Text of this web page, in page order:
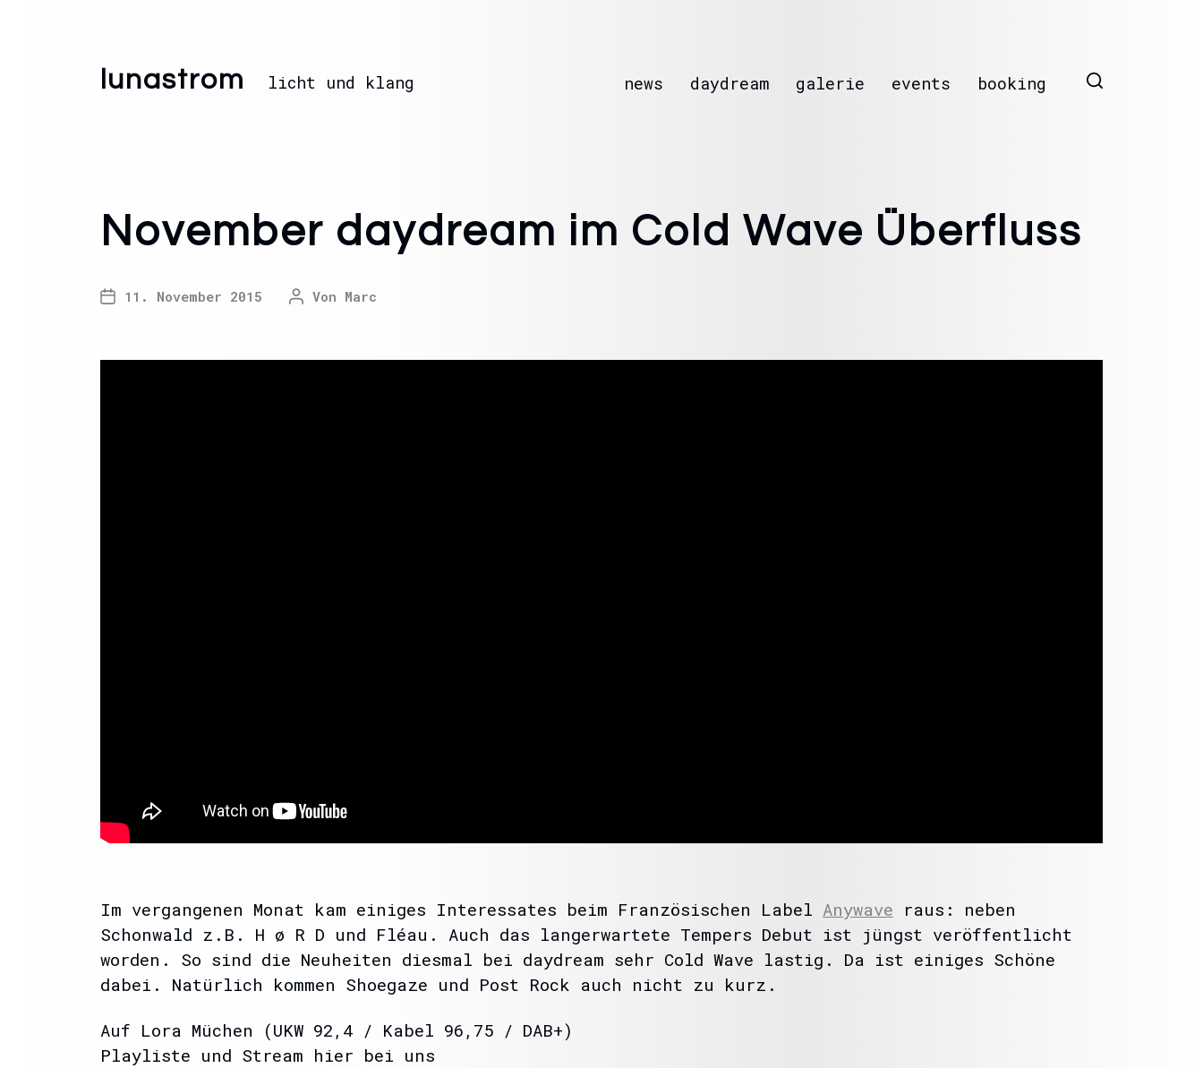
lunastrom licht und klang news daydream galerie events booking
November daydream im Cold Wave Überfluss
11. November 2015 Von Marc
Im vergangenen Monat kam einiges Interessates beim Französischen Label Anywave raus: neben
Schonwald z.B. H ø R D und Fléau. Auch das langerwartete Tempers Debut ist jüngst veröffentlicht
worden. So sind die Neuheiten diesmal bei daydream sehr Cold Wave lastig. Da ist einiges Schöne
dabei. Natürlich kommen Shoegaze und Post Rock auch nicht zu kurz.
Auf Lora Müchen (UKW 92,4 / Kabel 96,75 / DAB+)
Playliste und Stream hier bei uns